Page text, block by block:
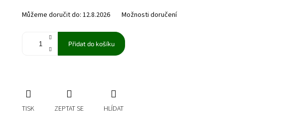
Můžeme doručit do: 12.8.2026 Možnosti doručení
Přidat do košíku
TISK ZEPTAT SE HLÍDAT